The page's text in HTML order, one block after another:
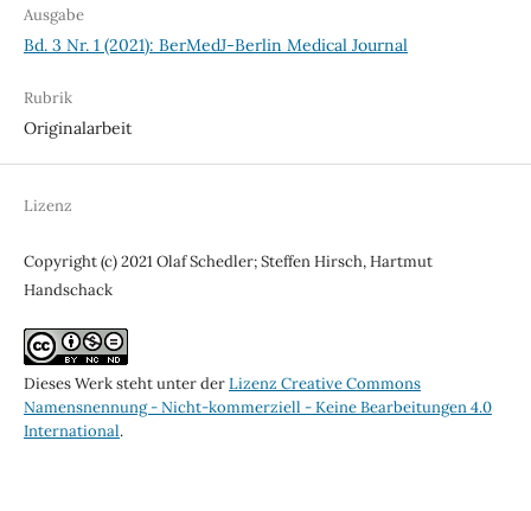
Ausgabe
Bd. 3 Nr. 1 (2021): BerMedJ-Berlin Medical Journal
Rubrik
Originalarbeit
Lizenz
Copyright (c) 2021 Olaf Schedler; Steffen Hirsch, Hartmut
Handschack
Dieses Werk steht unter derLizenz Creative Commons
Namensnennung - Nicht-kommerziell - Keine Bearbeitungen 4.0
International.